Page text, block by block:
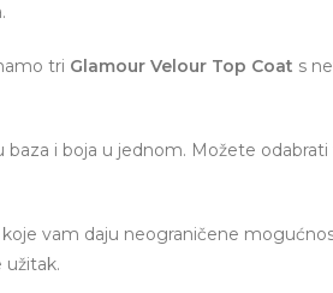
tri Glamour Velour Top Coat s
i boja u jednom. Možete
vam daju neograničene
užitak.